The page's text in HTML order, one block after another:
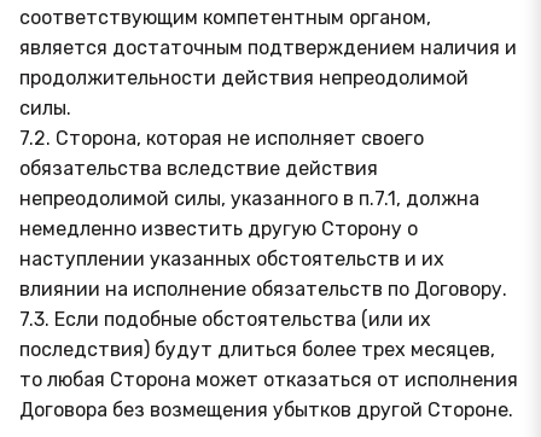
соответствующим компетентным органом,
является достаточным подтверждением наличия и
продолжительности действия непреодолимой
силы.
7.2. Сторона, которая не исполняет своего
обязательства вследствие действия
непреодолимой силы, указанного в п.7.1, должна
немедленно известить другую Сторону о
наступлении указанных обстоятельств и их
влиянии на исполнение обязательств по Договору.
7.3. Если подобные обстоятельства (или их
последствия) будут длиться более трех месяцев,
то любая Сторона может отказаться от исполнения
Договора без возмещения убытков другой Стороне.